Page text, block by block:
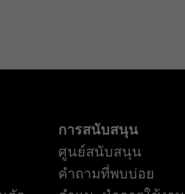
การสนับสนุน
ศูนย์สนับสนุน
คำถามที่พบบ่อย